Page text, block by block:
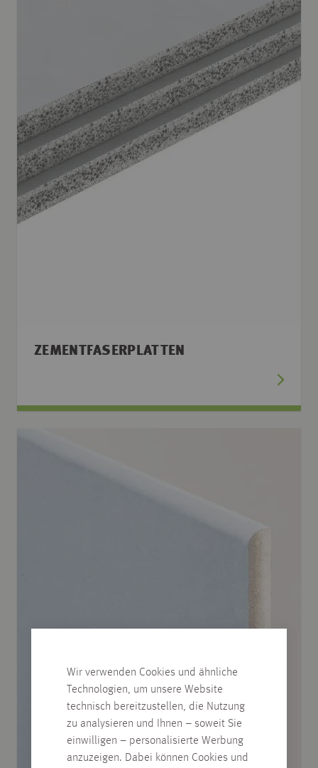
Wir verwenden Cookies und ähnliche
Technologien, um unsere Website
technisch bereitzustellen, die Nutzung
zu analysieren und Ihnen – soweit Sie
einwilligen – personalisierte Werbung
anzuzeigen. Dabei können Cookies und
ZEMENTFASERPLATTEN